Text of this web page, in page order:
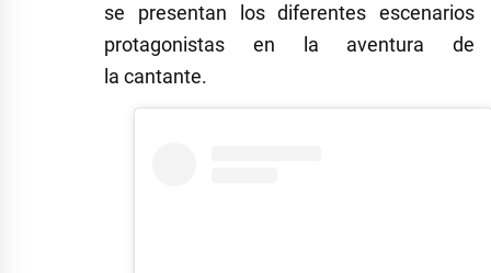
se presentan los diferentes escenarios
protagonistas en la aventura de
la cantante.